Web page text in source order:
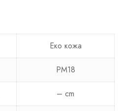
Еко кожа
PM18
– cm